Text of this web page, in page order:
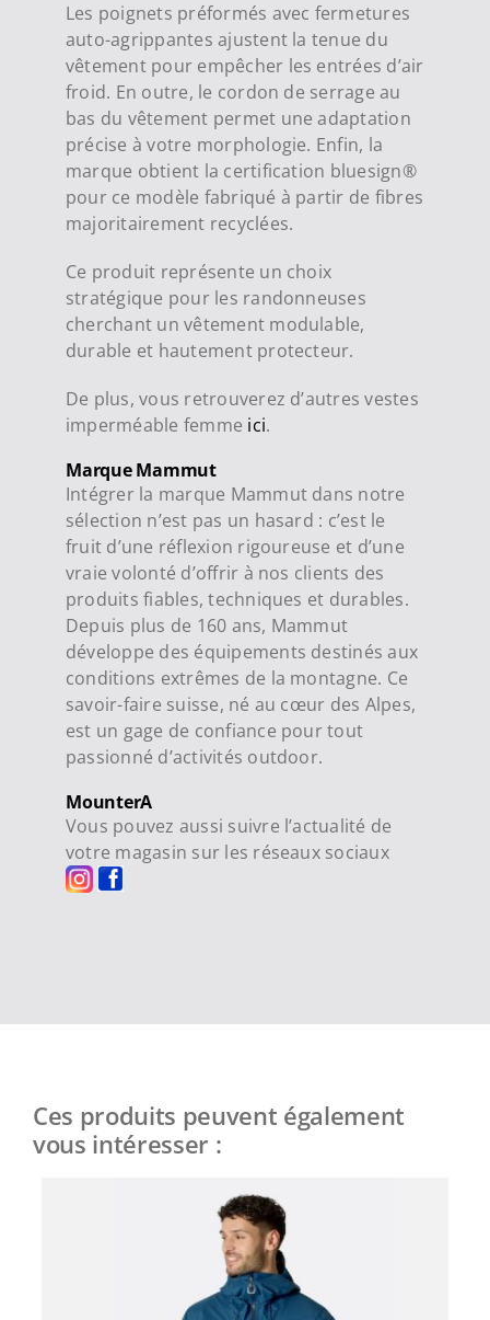
Les poignets préformés avec fermetures
auto-agrippantes ajustent la tenue du
vêtement pour empêcher les entrées d’air
froid. En outre, le cordon de serrage au
bas du vêtement permet une adaptation
précise à votre morphologie. Enfin, la
marque obtient la certification bluesign®
pour ce modèle fabriqué à partir de fibres
majoritairement recyclées.
Ce produit représente un choix
stratégique pour les randonneuses
cherchant un vêtement modulable,
durable et hautement protecteur.
De plus, vous retrouverez d’autres vestes
imperméable femme ici.
Marque Mammut
Intégrer la marque Mammut dans notre
sélection n’est pas un hasard : c’est le
fruit d’une réflexion rigoureuse et d’une
vraie volonté d’offrir à nos clients des
produits fiables, techniques et durables.
Depuis plus de 160 ans, Mammut
développe des équipements destinés aux
conditions extrêmes de la montagne. Ce
savoir-faire suisse, né au cœur des Alpes,
est un gage de confiance pour tout
passionné d’activités outdoor.
MounterA
Vous pouvez aussi suivre l’actualité de
votre magasin sur les réseaux sociaux
Ces produits peuvent également
vous intéresser :